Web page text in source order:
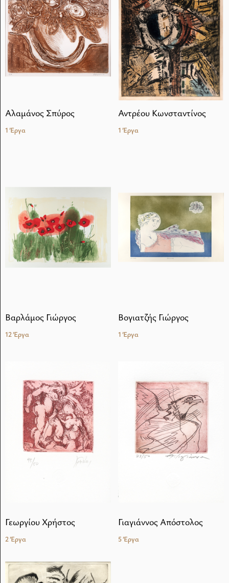
Αλαμάνος Σπύρος
1 Έργα
Αντρέου Κωνσταντίνος
1 Έργα
Βαρλάμος Γιώργος
12 Έργα
Βογιατζής Γιώργος
1 Έργα
Γεωργίου Χρήστος
2 Έργα
Γιαγιάννος Απόστολος
5 Έργα